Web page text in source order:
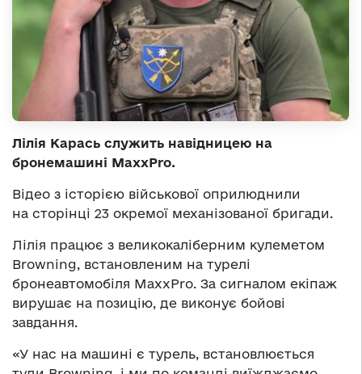
Лілія Карась служить навідницею на
бронемашині MaxxPro.
Відео з історією військової оприлюднили
на сторінці 23 окремої механізованої бригади.
Лілія працює з великокаліберним кулеметом
Browning, встановленим на турелі
бронеавтомобіля MaxxPro. За сигналом екіпаж
вирушає на позицію, де виконує бойові
завдання.
«У нас на машині є турель, встановлюється